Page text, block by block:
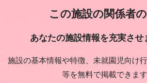
この施設の関係者
あなたの施設情報を充実させ
施設の基本情報や特徴、未就園児向け
等を無料で掲載できます